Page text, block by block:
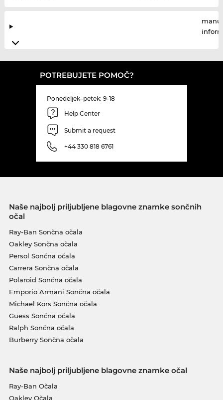
POTREBUJETE POMOČ?
Ponedeljek–petek: 9-18
Help Center
Submit a request
+44 330 818 6761
Naše najbolj priljubljene blagovne znamke sončnih
očal
Ray-Ban Sončna očala
Oakley Sončna očala
Persol Sončna očala
Carrera Sončna očala
Polaroid Sončna očala
Emporio Armani Sončna očala
Michael Kors Sončna očala
Guess Sončna očala
Ralph Sončna očala
Burberry Sončna očala
Naše najbolj priljubljene blagovne znamke očal
Ray-Ban Očala
Oakley Očala